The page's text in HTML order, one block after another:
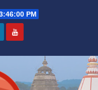
PM